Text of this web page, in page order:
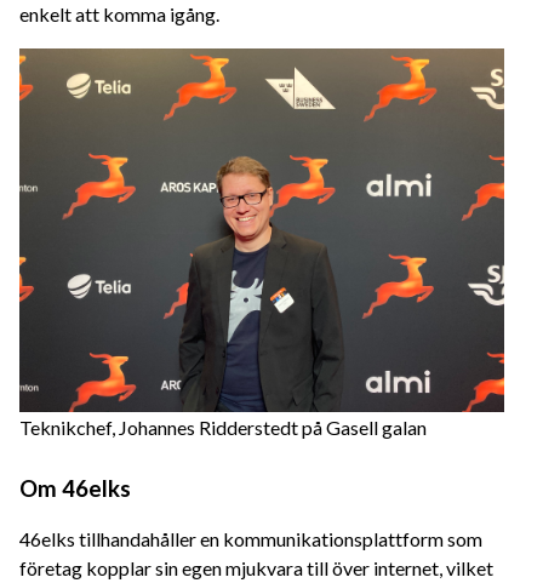
enkelt att komma igång.
Teknikchef, Johannes Ridderstedt på Gasell galan
Om 46elks
46elks tillhandahåller en kommunikationsplattform som
företag kopplar sin egen mjukvara till över internet, vilket